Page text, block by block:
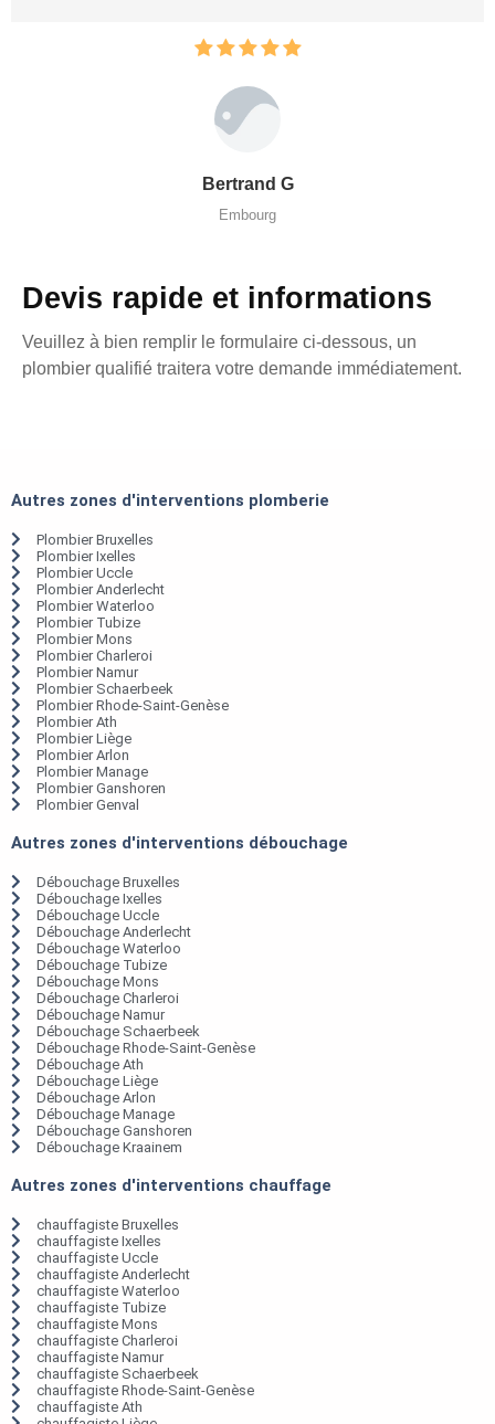
Bertrand G
Embourg
Devis rapide et informations
Veuillez à bien remplir le formulaire ci-dessous, un
plombier qualifié traitera votre demande immédiatement.
Autres zones d'interventions plomberie
Plombier Bruxelles
Plombier Ixelles
Plombier Uccle
Plombier Anderlecht
Plombier Waterloo
Plombier Tubize
Plombier Mons
Plombier Charleroi
Plombier Namur
Plombier Schaerbeek
Plombier Rhode-Saint-Genèse
Plombier Ath
Plombier Liège
Plombier Arlon
Plombier Manage
Plombier Ganshoren
Plombier Genval
Autres zones d'interventions débouchage
Débouchage Bruxelles
Débouchage Ixelles
Débouchage Uccle
Débouchage Anderlecht
Débouchage Waterloo
Débouchage Tubize
Débouchage Mons
Débouchage Charleroi
Débouchage Namur
Débouchage Schaerbeek
Débouchage Rhode-Saint-Genèse
Débouchage Ath
Débouchage Liège
Débouchage Arlon
Débouchage Manage
Débouchage Ganshoren
Débouchage Kraainem
Autres zones d'interventions chauffage
chauffagiste Bruxelles
chauffagiste Ixelles
chauffagiste Uccle
chauffagiste Anderlecht
chauffagiste Waterloo
chauffagiste Tubize
chauffagiste Mons
chauffagiste Charleroi
chauffagiste Namur
chauffagiste Schaerbeek
chauffagiste Rhode-Saint-Genèse
chauffagiste Ath